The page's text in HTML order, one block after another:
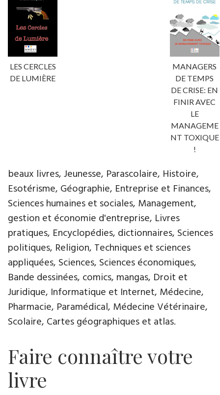
LES CERCLES
DE LUMIÈRE
MANAGERS
DE TEMPS
DE CRISE: EN
FINIR AVEC
LE
MANAGEME
NT TOXIQUE
!
beaux livres, Jeunesse, Parascolaire, Histoire,
Esotérisme, Géographie, Entreprise et Finances,
Sciences humaines et sociales, Management,
gestion et économie d'entreprise, Livres
pratiques, Encyclopédies, dictionnaires, Sciences
politiques, Religion, Techniques et sciences
appliquées, Sciences, Sciences économiques,
Bande dessinées, comics, mangas, Droit et
Juridique, Informatique et Internet, Médecine,
Pharmacie, Paramédical, Médecine Vétérinaire,
Scolaire, Cartes géographiques et atlas.
Faire connaître votre
livre